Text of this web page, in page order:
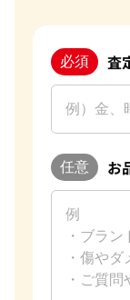
必須 査
任意 お